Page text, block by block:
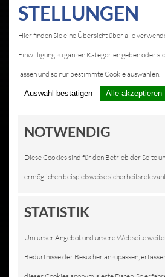
STELLUNGEN
Hier finden Sie eine Übersicht über alle
Einwilligung zu ganzen Kategorien geben oder
lassen und so nur bestimmte Cookie auswählen.
Auswahl bestätigen Alle akzeptieren
NOTWENDIG
Diese Cookies sind für den Betrieb der Seite
ermöglichen beispielsweise
STATISTIK
Um unser Angebot und unsere Webseite
Bedürfnisse der Besucher anzupassen,